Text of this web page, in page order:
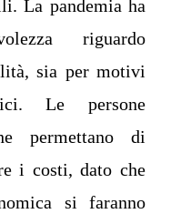
La pandemia ha
riguardo
sia per motivi
Le persone
permettano di
i costi, dato che
si faranno